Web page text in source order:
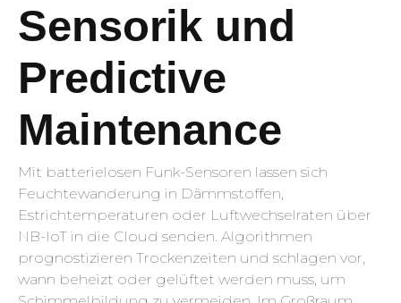
Sensorik und
Predictive
Maintenance
Mit batterielosen Funk-Sensoren lassen sich
Feuchtewanderung in Dämmstoffen,
Estrichtemperaturen oder Luftwechselraten über
NB-IoT in die Cloud senden. Algorithmen
prognostizieren Trockenzeiten und schlagen vor,
wann beheizt oder gelüftet werden muss, um